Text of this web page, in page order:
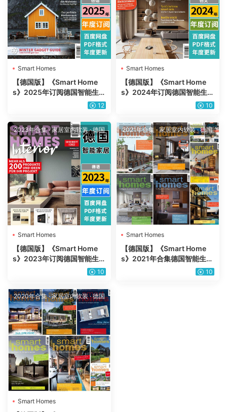
Smart Homes
【德国版】《Smart Home
s》2025年订阅德国智能生活
家居技术设备产品信息pdf杂
12
Smart Homes
【德国版】《Smart Home
s》2024年订阅德国智能生活
家居技术设备产品信息pdf杂
10
2023年合集·家居室内软装·德国
Smart Homes
【德国版】《Smart Home
s》2023年订阅德国智能生活
家居技术设备产品信息pdf杂
10
2021年合集·家居室内软装·德国
Smart Homes
【德国版】《Smart Home
s》2021年合集德国智能生活
家居技术设备产品信息pdf杂
10
2020年合集·家居室内软装·德国
Smart Homes